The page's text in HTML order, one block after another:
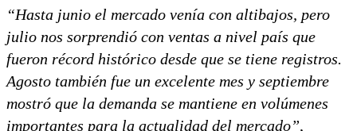
“Hasta junio el mercado venía con altibajos, pero
julio nos sorprendió con ventas a nivel país que
fueron récord histórico desde que se tiene registros.
Agosto también fue un excelente mes y septiembre
mostró que la demanda se mantiene en volúmenes
importantes para la actualidad del mercado”,